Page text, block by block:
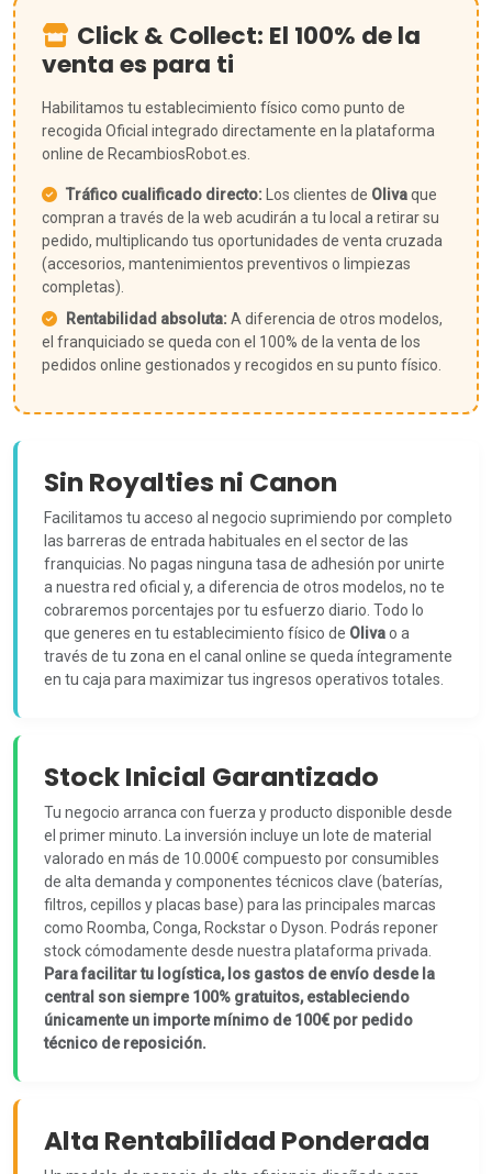
Click & Collect: El 100% de la
venta es para ti
Habilitamos tu establecimiento físico como punto de
recogida Oficial integrado directamente en la plataforma
online de RecambiosRobot.es.
Tráfico cualificado directo: Los clientes de Olivaque
compran a través de la web acudirán a tu local a retirar su
pedido, multiplicando tus oportunidades de venta cruzada
(accesorios, mantenimientos preventivos o limpiezas
completas).
Rentabilidad absoluta:A diferencia de otros modelos,
el franquiciado se queda con el 100% de la venta de los
pedidos online gestionados y recogidos en su punto físico.
Sin Royalties ni Canon
Facilitamos tu acceso al negocio suprimiendo por completo
las barreras de entrada habituales en el sector de las
franquicias. No pagas ninguna tasa de adhesión por unirte
a nuestra red oficial y, a diferencia de otros modelos, no te
cobraremos porcentajes por tu esfuerzo diario. Todo lo
que generes en tu establecimiento físico de Olivao a
través de tu zona en el canal online se queda íntegramente
en tu caja para maximizar tus ingresos operativos totales.
Stock Inicial Garantizado
Tu negocio arranca con fuerza y producto disponible desde
el primer minuto. La inversión incluye un lote de material
valorado en más de 10.000€ compuesto por consumibles
de alta demanda y componentes técnicos clave (baterías,
filtros, cepillos y placas base) para las principales marcas
como Roomba, Conga, Rockstar o Dyson. Podrás reponer
stock cómodamente desde nuestra plataforma privada.
Para facilitar tu logística, los gastos de envío desde la
central son siempre 100% gratuitos, estableciendo
únicamente un importe mínimo de 100€ por pedido
técnico de reposición.
Alta Rentabilidad Ponderada